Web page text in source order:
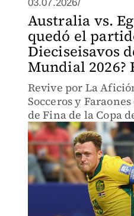
03.07.2026/
Australia vs.
quedó el
Dieciseisavos
Mundial 2026?
Revive por La
Socceros y
de Fina de la Copa